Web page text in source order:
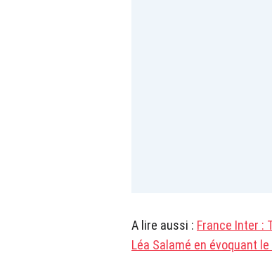
A lire aussi : France Inter :
Léa Salamé en évoquant